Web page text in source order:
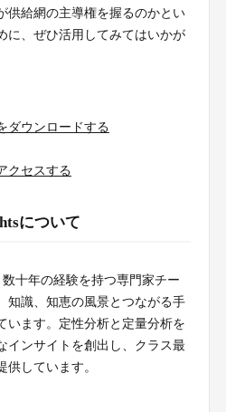
供給網の主導権を握るのかとい
に、ぜひ活用してみてはいかが
ダウンロードする
クセスする
について
数十年の経験を持つ専門家チー
知識、知恵の風景とつながる手
います。定性分析と定量分析を
インサイトを創出し、クラス最
しています。